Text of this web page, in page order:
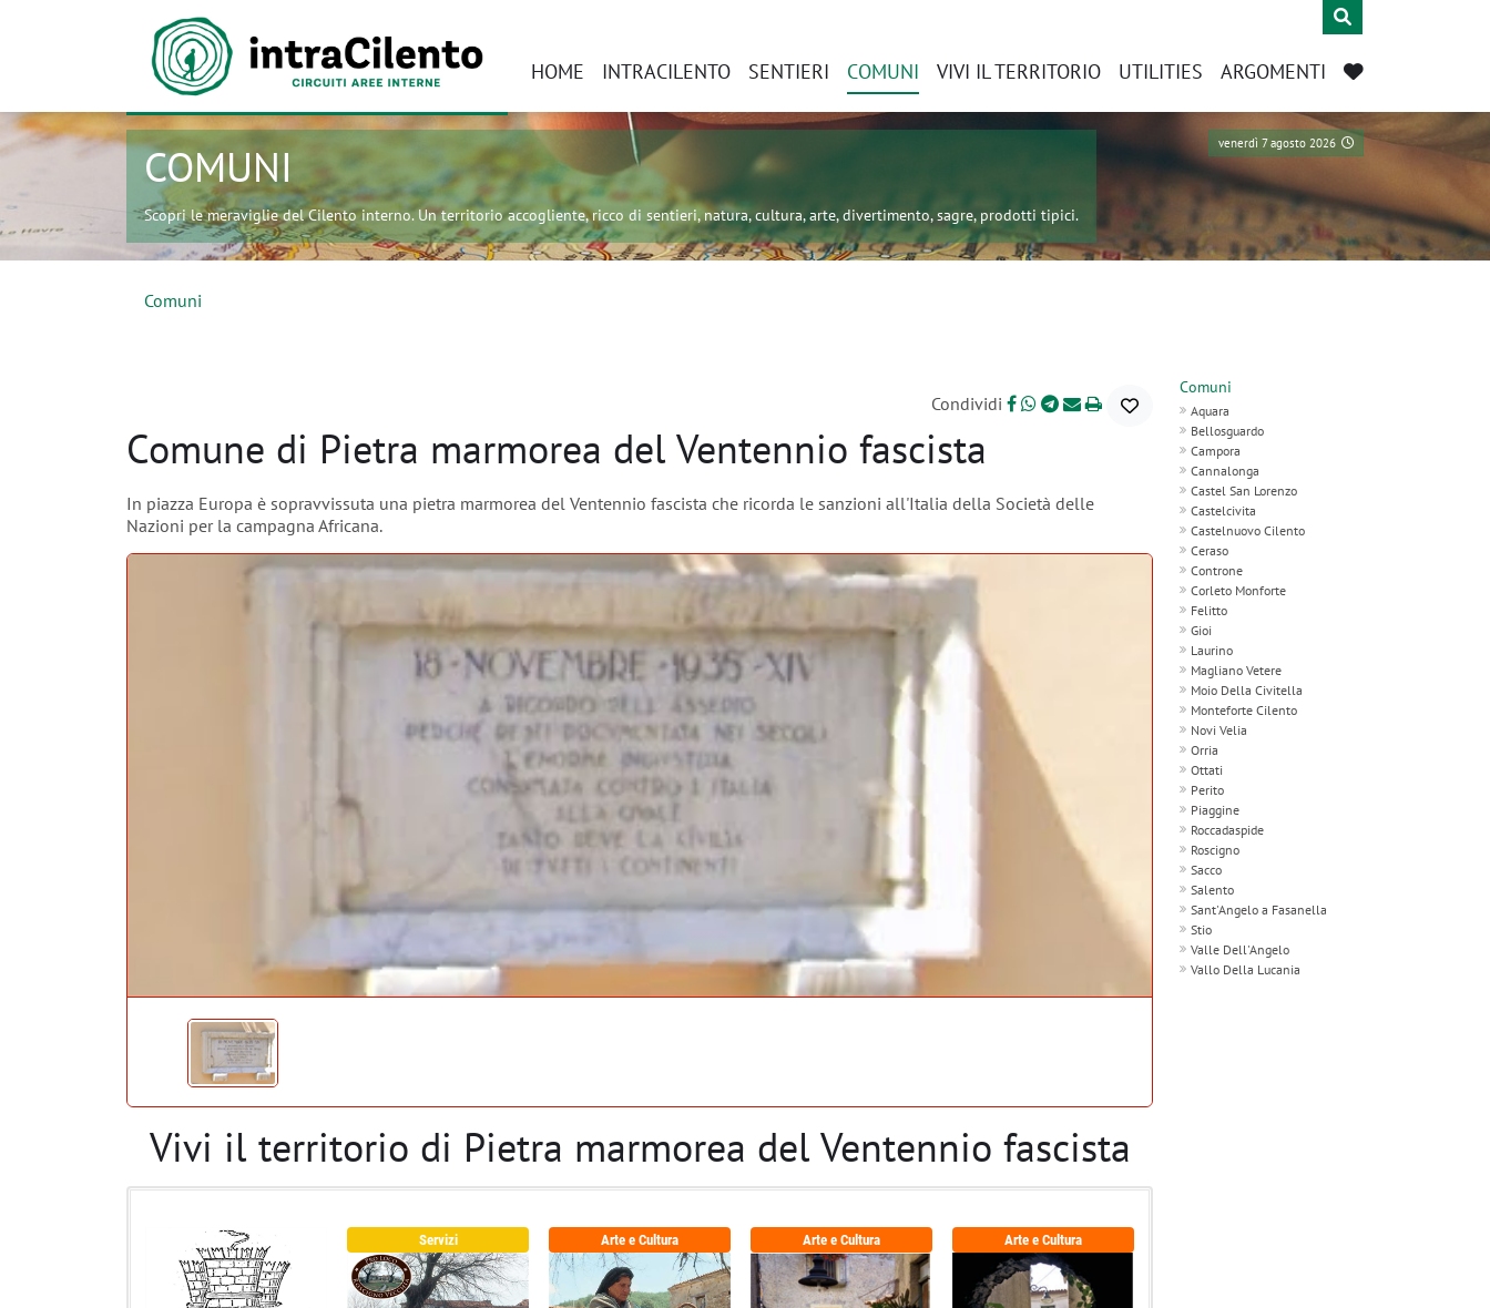
HOME INTRACILENTO SENTIERI COMUNI VIVI IL TERRITORIO UTILITIES ARGOMENTI
venerdì 7 agosto 2026
COMUNI
Scopri le meraviglie del Cilento interno. Un territorio accogliente, ricco di sentieri, natura, cultura, arte, divertimento, sagre, prodotti tipici.
Comuni
Condividi
Comune di Pietra marmorea del Ventennio fascista
In piazza Europa è sopravvissuta una pietra marmorea del Ventennio fascista che ricorda le sanzioni all'Italia della Società delle
Nazioni per la campagna Africana.
Vivi il territorio di Pietra marmorea del Ventennio fascista
Servizi Arte e Cultura Arte e Cultura Arte e Cultura
Comuni
Aquara
Bellosguardo
Campora
Cannalonga
Castel San Lorenzo
Castelcivita
Castelnuovo Cilento
Ceraso
Controne
Corleto Monforte
Felitto
Gioi
Laurino
Magliano Vetere
Moio Della Civitella
Monteforte Cilento
Novi Velia
Orria
Ottati
Perito
Piaggine
Roccadaspide
Roscigno
Sacco
Salento
Sant'Angelo a Fasanella
Stio
Valle Dell'Angelo
Vallo Della Lucania